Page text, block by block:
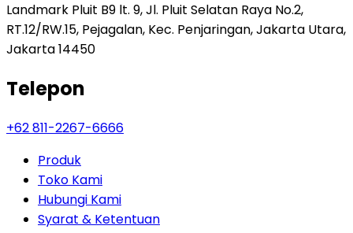
Landmark Pluit B9 lt. 9, Jl. Pluit Selatan Raya No.2,
RT.12/RW.15, Pejagalan, Kec. Penjaringan, Jakarta Utara,
Jakarta 14450
Telepon
+62 811-2267-6666
Produk
Toko Kami
Hubungi Kami
Syarat & Ketentuan